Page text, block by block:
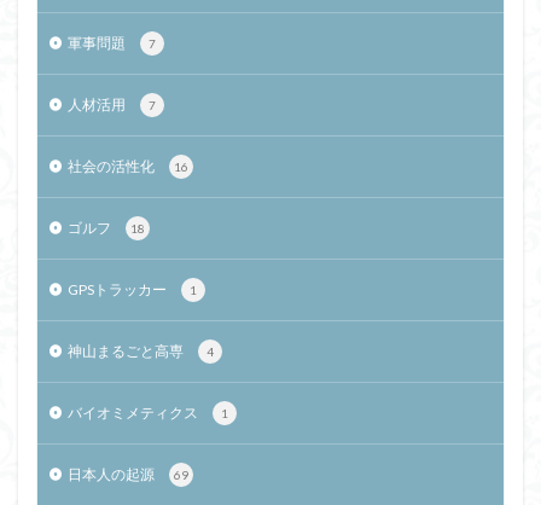
軍事問題 7
人材活用 7
社会の活性化 16
ゴルフ 18
GPSトラッカー 1
神山まるごと高専 4
バイオミメティクス 1
日本人の起源 69